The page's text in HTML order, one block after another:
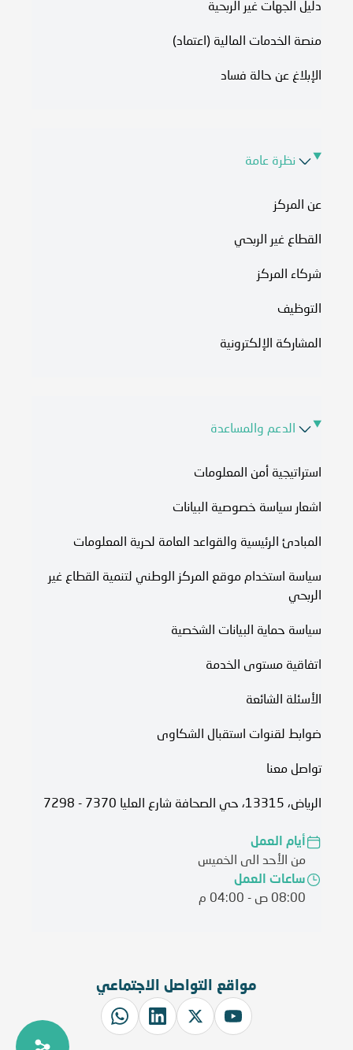
دليل الجهات غير الربحية
منصة الخدمات المالية (اعتماد)
الإبلاغ عن حالة فساد
نظرة عامة
عن المركز
القطاع غير الربحي
شركاء المركز
التوظيف
المشاركة الإلكترونية
الدعم والمساعدة
استراتيجية أمن المعلومات
اشعار سياسة خصوصية البيانات
المبادئ الرئيسية والقواعد العامة لحرية المعلومات
سياسة استخدام موقع المركز الوطني لتنمية القطاع غير
الربحي
سياسة حماية البيانات الشخصية
اتفاقية مستوى الخدمة​
الأسئلة الشائعة
ضوابط لقنوات استقبال الشكاوى
تواصل معنا
الرياض، 13315، حي الصحافة شارع العليا 7370 - 7298
أيام العمل
من الأحد الى الخميس
ساعات العمل
08:00 ص - 04:00 م
مواقع التواصل الاجتماعي